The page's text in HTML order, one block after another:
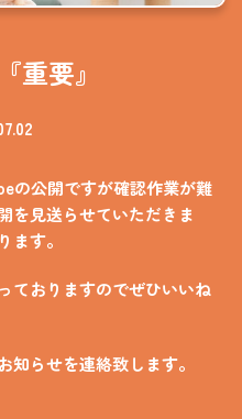
重要』
の公開ですが確認作業が難
を見送らせていただきま
ます。
ておりますのでぜひいいね
らせを連絡致します。